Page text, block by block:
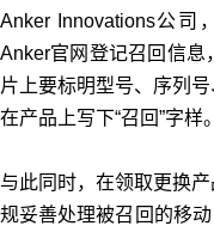
Anker Innovations公司
Anker官网登记召回信息
片上要标明型号、序列
在产品上写下“召回”字样。
与此同时，在领取更换
规妥善处理被召回的移